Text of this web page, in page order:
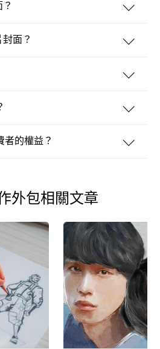
封面？
者的權益？
外包相關文章